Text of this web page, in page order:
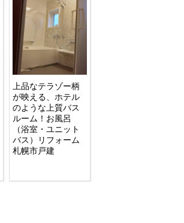
上品なテラゾー柄
が映える、ホテル
のような上質バス
ルーム！お風呂
（浴室・ユニット
バス）リフォーム
札幌市戸建